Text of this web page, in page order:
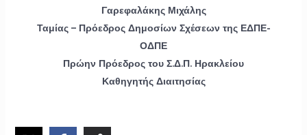
Γαρεφαλάκης Μιχάλης
Ταμίας – Πρόεδρος Δημοσίων Σχέσεων της ΕΔΠΕ-
ΟΔΠΕ
Πρώην Πρόεδρος του Σ.Δ.Π. Ηρακλείου
Καθηγητής Διαιτησίας